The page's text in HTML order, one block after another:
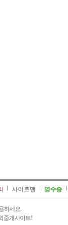
사이트맵 영수증
하세요.
중개사이트!